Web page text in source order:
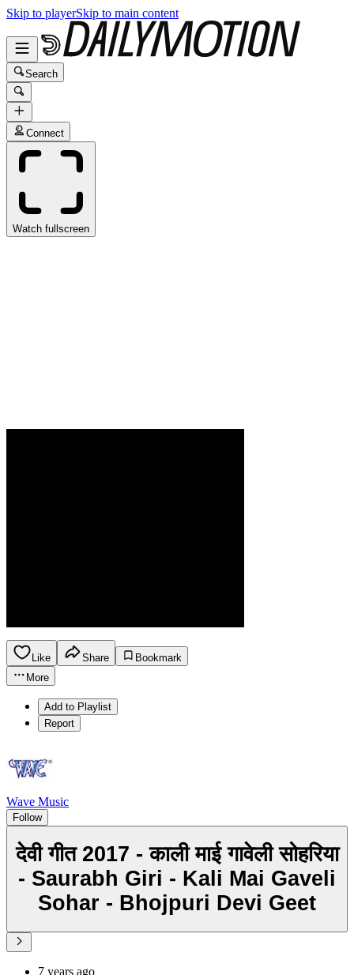
Skip to playerSkip to main content
Search
Connect
Watch fullscreen
Like Share
Bookmark
More
Add to Playlist
Report
Wave Music
Follow
देवी गीत 2017 - काली माई गावेली सोहरिया
- Saurabh Giri - Kali Mai Gaveli
Sohar - Bhojpuri Devi Geet
7 years ago